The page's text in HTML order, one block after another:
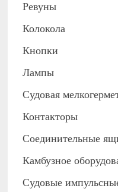
Ревуны
Колокола
Кнопки
Лампы
Судовая
Контакторы
Соединительные
Камбузное
Судовые